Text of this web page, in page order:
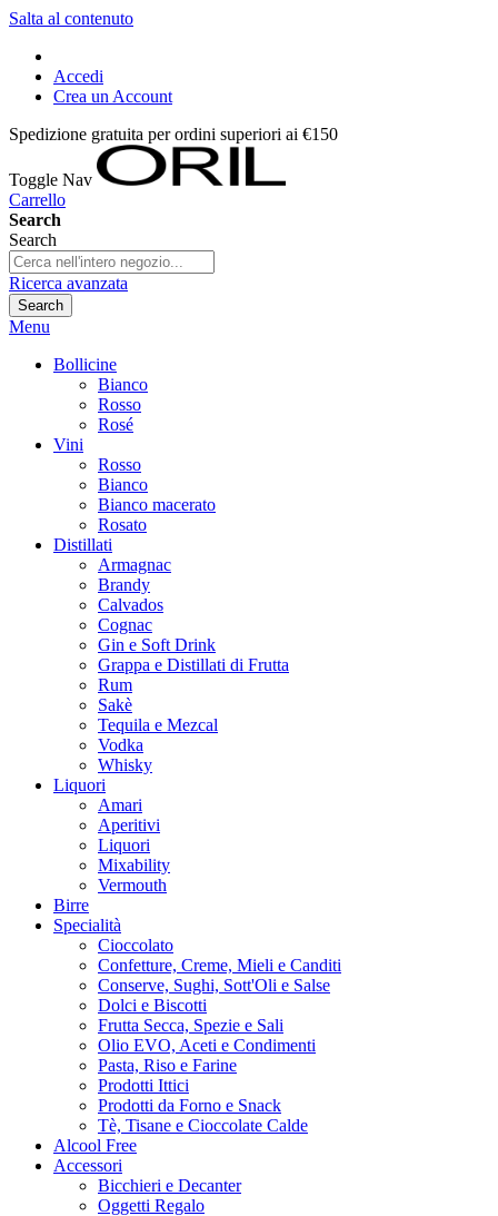
Salta al contenuto
Accedi
Crea un Account
Spedizione gratuita per ordini superiori ai €150
Toggle Nav
Carrello
Search
Search
Ricerca avanzata
Search
Menu
Bollicine
Bianco
Rosso
Rosé
Vini
Rosso
Bianco
Bianco macerato
Rosato
Distillati
Armagnac
Brandy
Calvados
Cognac
Gin e Soft Drink
Grappa e Distillati di Frutta
Rum
Sakè
Tequila e Mezcal
Vodka
Whisky
Liquori
Amari
Aperitivi
Liquori
Mixability
Vermouth
Birre
Specialità
Cioccolato
Confetture, Creme, Mieli e Canditi
Conserve, Sughi, Sott'Oli e Salse
Dolci e Biscotti
Frutta Secca, Spezie e Sali
Olio EVO, Aceti e Condimenti
Pasta, Riso e Farine
Prodotti Ittici
Prodotti da Forno e Snack
Tè, Tisane e Cioccolate Calde
Alcool Free
Accessori
Bicchieri e Decanter
Oggetti Regalo